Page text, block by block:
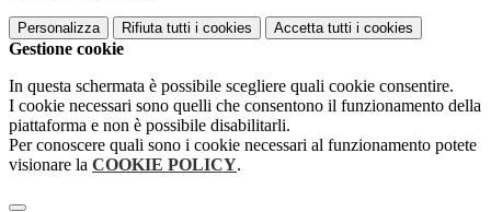
Personalizza Rifiuta tutti i cookies Accetta tutti i cookies
Gestione cookie
In questa schermata è possibile scegliere quali cookie consentire.
I cookie necessari sono quelli che consentono il funzionamento della
piattaforma e non è possibile disabilitarli.
Per conoscere quali sono i cookie necessari al funzionamento potete
visionare la COOKIE POLICY.